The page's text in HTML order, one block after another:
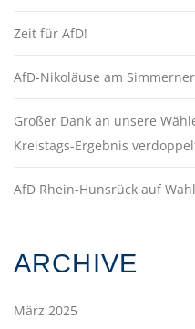
Zeit für AfD!
AfD-Nikoläuse am
Großer Dank an unsere
Kreistags-Ergebnis
AfD Rhein-Hunsrück auf
ARCHIVE
März 2025